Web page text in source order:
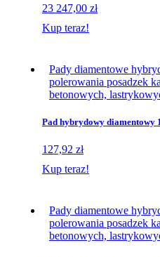
23 247,00 zł
Kup teraz!
Pady diamentowe
polerowania posadzek
betonowych,
Pad hybrydowy diamentowy
127,92 zł
Kup teraz!
Pady diamentowe
polerowania posadzek
betonowych,